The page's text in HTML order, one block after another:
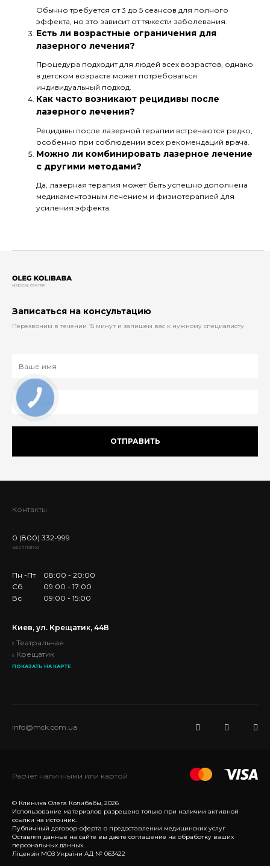
Обычно требуется от 3 до 5 сеансов для полного
эффекта, но это зависит от тяжести заболевания.
Есть ли возрастные ограничения для
лазерного лечения?
Процедура подходит для людей всех возрастов, однако
в детском возрасте может потребоваться
индивидуальный подход.
Как часто возникают рецидивы после
лазерного лечения?
Рецидивы после лазерной терапии встречаются редко,
особенно при соблюдении всех рекомендаций врача.
Можно ли комбинировать лазерное лечение
с другими методами?
Да, лазерная терапия может быть успешно дополнена
медикаментозным лечением и физиотерапией для
усиления эффекта.
Записаться на консультацию
Перезвоним в течении 15 минут и запишем вас к нужному специалисту
ОТПРАВИТЬ
Контакты
0 (800) 332-999
Бесплатно
Пн -Пт
08:00 - 20:00
Сб
09:00 - 17:00
Вс
09:00 - 15:00
Киев, ул. Крещатик, 44В
Театральная
Крещатик
ПОКАЗАТЬ НА КАРТЕ
info@mck.com.ua
© Клиника Олега Колибабы, 2026
Использование материалов разрешено только при наличии активной
ссылки на источник.
Публичный договор-оферта о предоставлении медицинских услуг
Оставляя данные на сайте вы даете соглашение на обработку ваших
персональных данных.
Ліцензія МОЗ України АД № 063422
Расчет наличными или картой